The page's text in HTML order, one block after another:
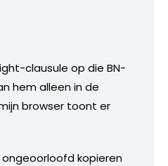
clausule op die BN-
hem alleen in de
browser toont er
kopieren